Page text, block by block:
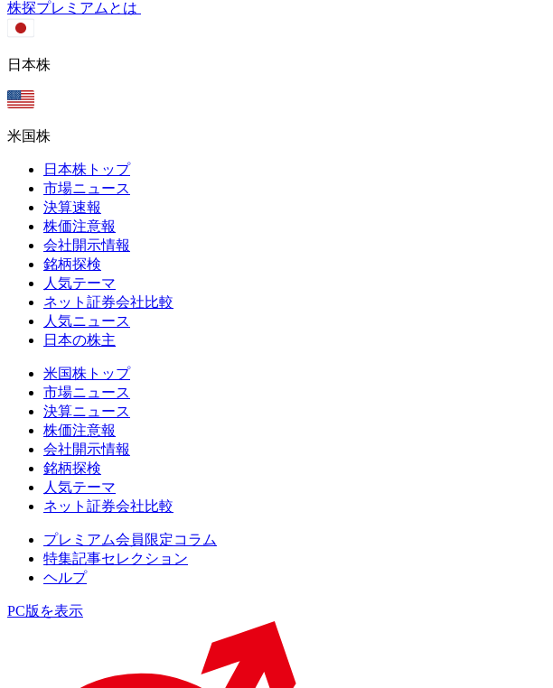
株探プレミアムとは
日本株
米国株
日本株トップ
市場ニュース
決算速報
株価注意報
会社開示情報
銘柄探検
人気テーマ
ネット証券会社比較
人気ニュース
日本の株主
米国株トップ
市場ニュース
決算ニュース
株価注意報
会社開示情報
銘柄探検
人気テーマ
ネット証券会社比較
プレミアム会員限定コラム
特集記事セレクション
ヘルプ
PC版を表示